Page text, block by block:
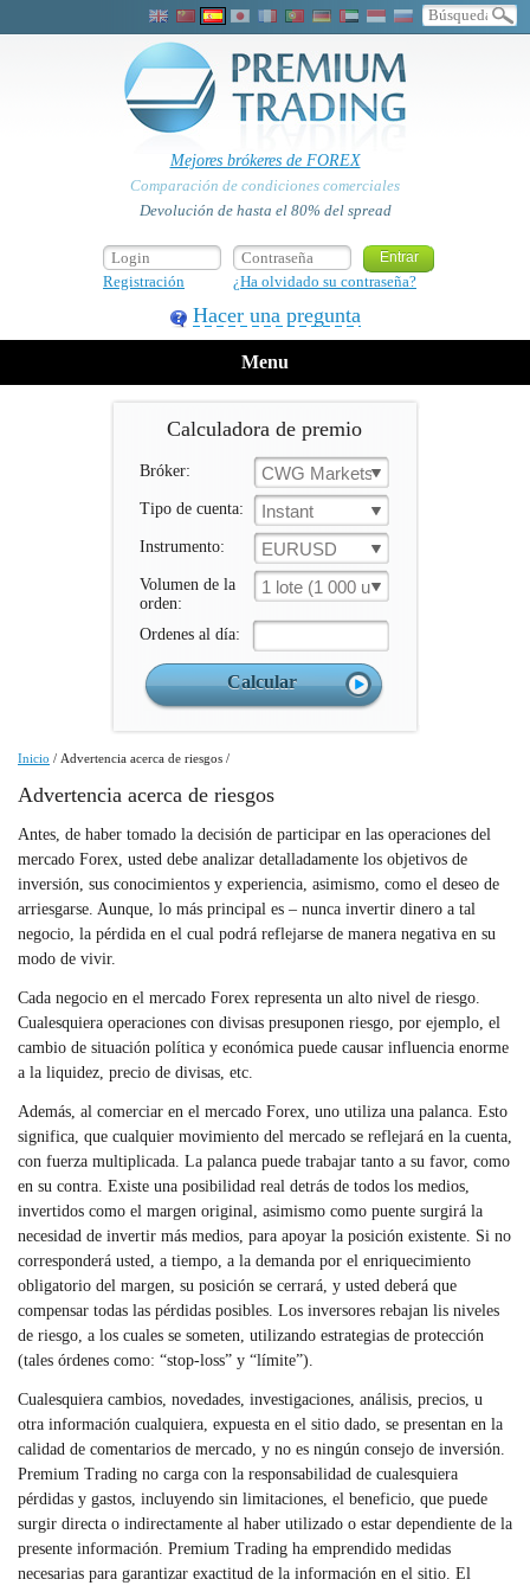
Mejores brókeres de FOREX
Comparación de condiciones comerciales
Devolución de hasta el 80% del spread
Registración ¿Ha olvidado su contraseña?
Hacer una pregunta
Menu
Calculadora de premio
Bróker: CWG Markets
Tipo de cuenta: Instant
Instrumento: EURUSD
Volumen de la
orden:
1 lote (1 000 un.)
Ordenes al día:
Inicio / Advertencia acerca de riesgos /
Advertencia acerca de riesgos
Antes, de haber tomado la decisión de participar en las operaciones del
mercado Forex, usted debe analizar detalladamente los objetivos de
inversión, sus conocimientos y experiencia, asimismo, como el deseo de
arriesgarse. Aunque, lo más principal es – nunca invertir dinero a tal
negocio, la pérdida en el cual podrá reflejarse de manera negativa en su
modo de vivir.
Cada negocio en el mercado Forex representa un alto nivel de riesgo.
Cualesquiera operaciones con divisas presuponen riesgo, por ejemplo, el
cambio de situación política y económica puede causar influencia enorme
a la liquidez, precio de divisas, etc.
Además, al comerciar en el mercado Forex, uno utiliza una palanca. Esto
significa, que cualquier movimiento del mercado se reflejará en la cuenta,
con fuerza multiplicada. La palanca puede trabajar tanto a su favor, como
en su contra. Existe una posibilidad real detrás de todos los medios,
invertidos como el margen original, asimismo como puente surgirá la
necesidad de invertir más medios, para apoyar la posición existente. Si no
corresponderá usted, a tiempo, a la demanda por el enriquecimiento
obligatorio del margen, su posición se cerrará, y usted deberá que
compensar todas las pérdidas posibles. Los inversores rebajan lis niveles
de riesgo, a los cuales se someten, utilizando estrategias de protección
(tales órdenes como: “stop-loss” y “límite”).
Cualesquiera cambios, novedades, investigaciones, análisis, precios, u
otra información cualquiera, expuesta en el sitio dado, se presentan en la
calidad de comentarios de mercado, y no es ningún consejo de inversión.
Premium Trading no carga con la responsabilidad de cualesquiera
pérdidas y gastos, incluyendo sin limitaciones, el beneficio, que puede
surgir directa o indirectamente al haber utilizado o estar dependiente de la
presente información. Premium Trading ha emprendido medidas
necesarias para garantizar exactitud de la información en el sitio. El